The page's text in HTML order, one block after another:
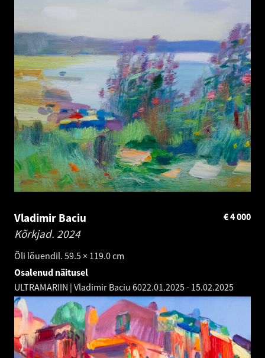
Vladimir Baciu
Kõrkjad. 2024
Õli lõuendil. 59.5 × 119.0 cm
4 000
€
Osalenud näitusel
ULTRAMARIIN | Vladimir Baciu 6022.01.2025- 15.02.2025